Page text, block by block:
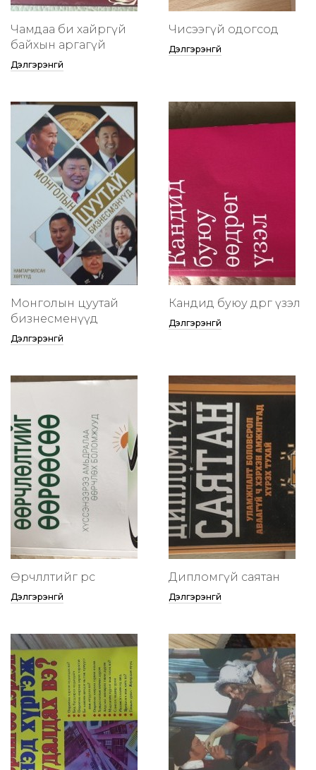
Чамдаа би хайргүй
байхын аргагүй
Дэлгэрэнгүй
Чисээгүй одогсод
Дэлгэрэнгүй
Монголын цуутай
бизнесменүүд
Дэлгэрэнгүй
Кандид буюу өөдрөг үзэл
Дэлгэрэнгүй
Өөрчлөлтийг өөрөөсөө
Дэлгэрэнгүй
Дипломгүй саятан
Дэлгэрэнгүй